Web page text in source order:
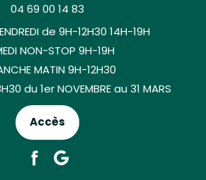
04 69 00 14 83
de 9H-12H30 14H-19H
NON-STOP 9H-19H
MATIN 9H-12H30
du 1er NOVEMBRE au 31 MARS
Accès